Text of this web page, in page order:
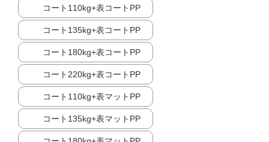
コート110kg+表コートPP
コート135kg+表コートPP
コート180kg+表コートPP
コート220kg+表コートPP
コート110kg+表マットPP
コート135kg+表マットPP